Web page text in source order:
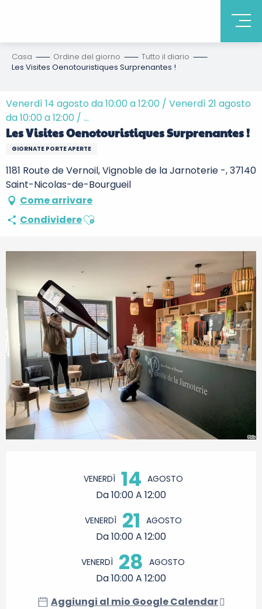
Casa Ordine del giorno
Tutto il diario
Les Visites Oenotouristiques Surprenantes !
Venerdì 14 agosto da 10:00 a 12:00 / Venerdì 21 agosto
da 10:00 a 12:00 / ...
Les Visites Oenotouristiques Surprenantes !
GIORNATE PORTE APERTE
1181 Route de Vernoil, Vignoble de la Jarnoterie -, 37140
Saint-Nicolas-de-Bourgueil
Come arrivare
CondividereAjouter aux favoris
VENERDÌ 14 AGOSTO
Da 10:00 A 12:00
VENERDÌ 21 AGOSTO
Da 10:00 A 12:00
VENERDÌ 28 AGOSTO
Da 10:00 A 12:00
Aggiungi al mio Google Calendar